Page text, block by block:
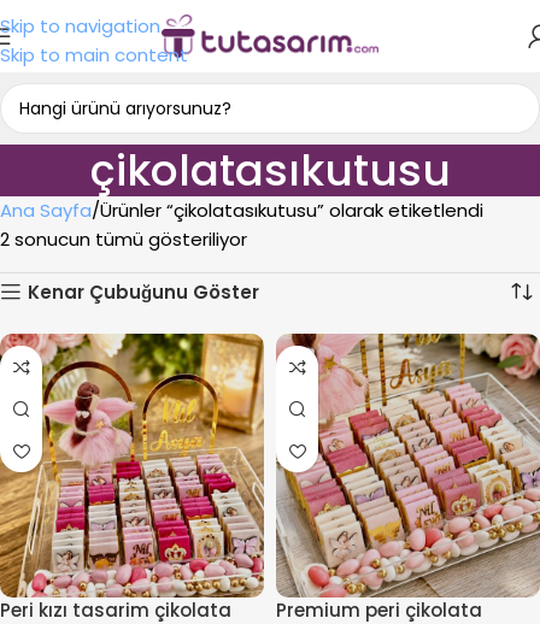
Skip to navigation
Skip to main content
çikolatasıkutusu
Ana Sayfa Ürünler “çikolatasıkutusu” olarak etiketlendi
2 sonucun tümü gösteriliyor
Kenar Çubuğunu Göster
Peri kızı tasarim çikolata
Premium peri çikolata